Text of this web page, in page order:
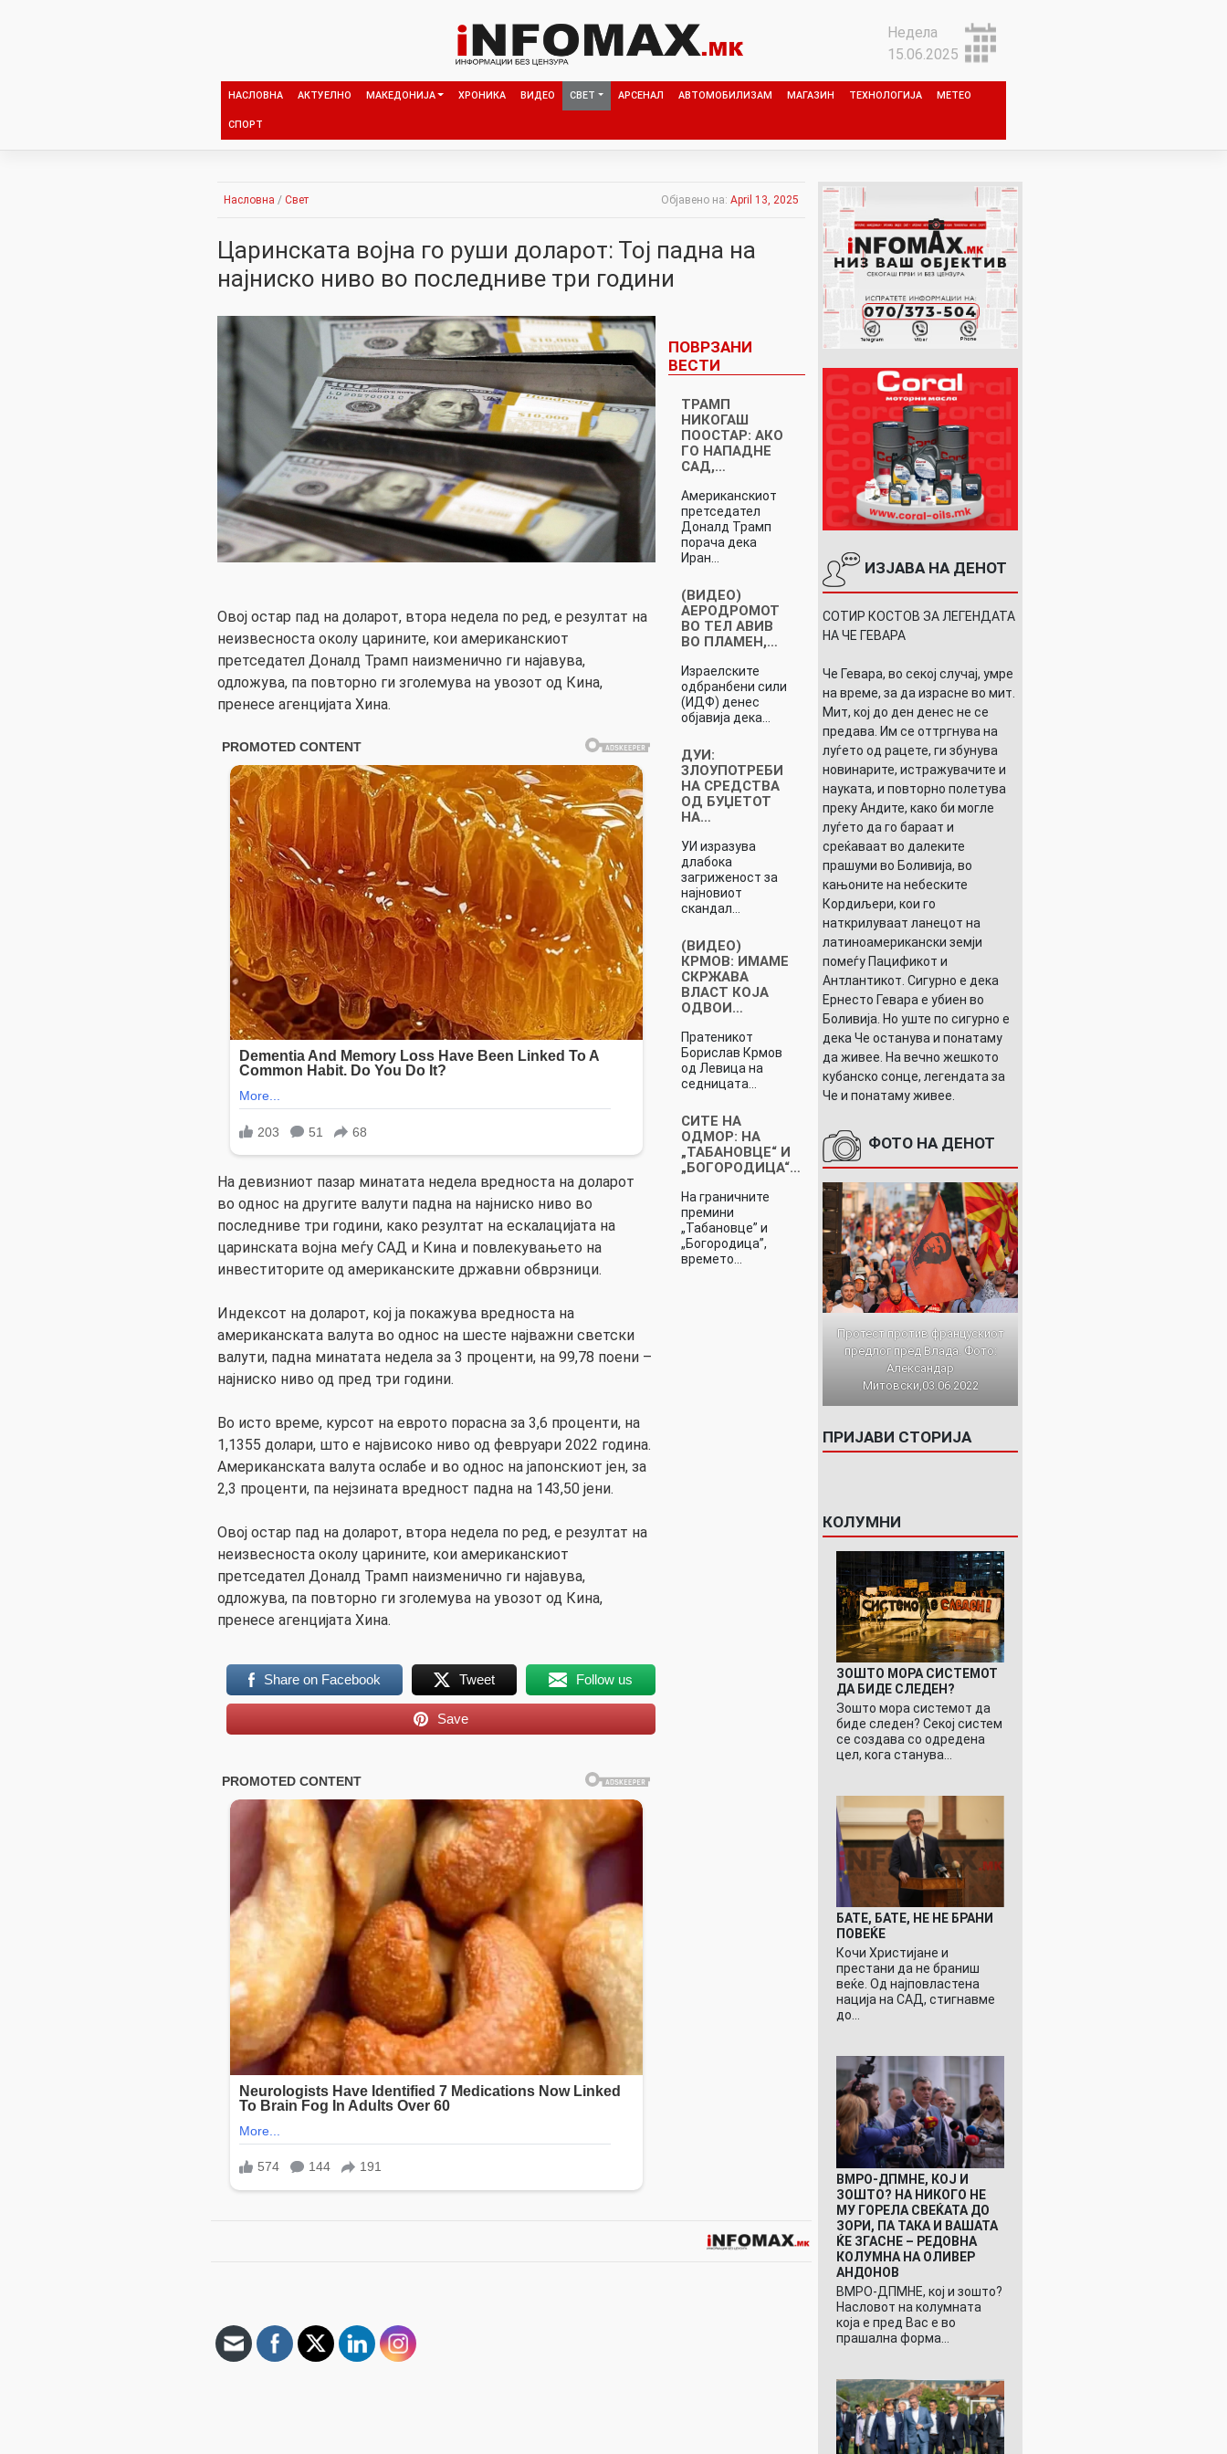
Недела
15.06.2025
НАСЛОВНА АКТУЕЛНО МАКЕДОНИЈА ХРОНИКА ВИДЕО СВЕТ АРСЕНАЛ АВТОМОБИЛИЗАМ МАГАЗИН ТЕХНОЛОГИЈА МЕТЕО
СПОРТ
Насловна / Свет Објавено на: April 13, 2025
Царинската војна го руши доларот: Тој падна на
најниско ниво во последниве три години
Овој остар пад на доларот, втора недела по ред, е резултат на
неизвесноста околу царините, кои американскиот
претседател Доналд Трамп наизменично ги најавува,
одложува, па повторно ги зголемува на увозот од Кина,
пренесе агенцијата Хина.
На девизниот пазар минатата недела вредноста на доларот
во однос на другите валути падна на најниско ниво во
последниве три години, како резултат на ескалацијата на
царинската војна меѓу САД и Кина и повлекувањето на
инвеститорите од американските државни обврзници.
Индексот на доларот, кој ја покажува вредноста на
американската валута во однос на шесте најважни светски
валути, падна минатата недела за 3 проценти, на 99,78 поени –
најниско ниво од пред три години.
Во исто време, курсот на еврото порасна за 3,6 проценти, на
1,1355 долари, што е највисоко ниво од февруари 2022 година.
Американската валута ослабе и во однос на јапонскиот јен, за
2,3 проценти, па нејзината вредност падна на 143,50 јени.
Овој остар пад на доларот, втора недела по ред, е резултат на
неизвесноста околу царините, кои американскиот
претседател Доналд Трамп наизменично ги најавува,
одложува, па повторно ги зголемува на увозот од Кина,
пренесе агенцијата Хина.
Share on Facebook Tweet Follow us
Save
ПОВРЗАНИ
ВЕСТИ
ТРАМП
НИКОГАШ
ПООСТАР: АКО
ГО НАПАДНЕ
САД,…
Американскиот
претседател
Доналд Трамп
порача дека
Иран…
(ВИДЕО)
АЕРОДРОМОТ
ВО ТЕЛ АВИВ
ВО ПЛАМЕН,…
Израелските
одбранбени сили
(ИДФ) денес
објавија дека…
ДУИ:
ЗЛОУПОТРЕБИ
НА СРЕДСТВА
ОД БУЏЕТОТ
НА…
УИ изразува
длабока
загриженост за
најновиот
скандал…
(ВИДЕО)
КРМОВ: ИМАМЕ
СКРЖАВА
ВЛАСТ КОЈА
ОДВОИ…
Пратеникот
Борислав Крмов
од Левица на
седницата…
СИТЕ НА
ОДМОР: НА
„ТАБАНОВЦЕ“ И
„БОГОРОДИЦА“…
На граничните
премини
„Табановце” и
„Богородица”,
времето…
ИЗЈАВА НА ДЕНОТ
СОТИР КОСТОВ ЗА ЛЕГЕНДАТА
НА ЧЕ ГЕВАРА
Че Гевара, во секој случај, умре
на време, за да израсне во мит.
Мит, кој до ден денес не се
предава. Им се оттргнува на
луѓето од рацете, ги збунува
новинарите, истражувачите и
науката, и повторно полетува
преку Андите, како би могле
луѓето да го бараат и
среќаваат во далеките
прашуми во Боливија, во
кањоните на небеските
Кордиљери, кои го
наткрилуваат ланецот на
латиноамерикански земји
помеѓу Пацификот и
Антлантикот. Сигурно е дека
Ернесто Гевара е убиен во
Боливија. Но уште по сигурно е
дека Че останува и понатаму
да живее. На вечно жешкото
кубанско сонце, легендата за
Че и понатаму живее.
ФОТО НА ДЕНОТ
Протест против францускиот
предлог пред Влада. Фото:
Александар
Митовски,03.06.2022
ПРИЈАВИ СТОРИЈА
КОЛУМНИ
ЗОШТО МОРА СИСТЕМОТ
ДА БИДЕ СЛЕДЕН?
Зошто мора системот да
биде следен? Секој систем
се создава со одредена
цел, кога станува…
БАТЕ, БАТЕ, НЕ НЕ БРАНИ
ПОВЕЌЕ
Кочи Христијане и
престани да не браниш
веќе. Од најповластена
нација на САД, стигнавме
до…
ВМРО-ДПМНЕ, КОЈ И
ЗОШТО? НА НИКОГО НЕ
МУ ГОРЕЛА СВЕЌАТА ДО
ЗОРИ, ПА ТАКА И ВАШАТА
ЌЕ ЗГАСНЕ – РЕДОВНА
КОЛУМНА НА ОЛИВЕР
АНДОНОВ
ВМРО-ДПМНЕ, кој и зошто?
Насловот на колумната
која е пред Вас е во
прашална форма…